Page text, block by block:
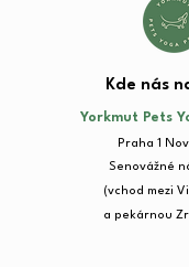
Kde nás
Yorkmut Pets
Praha 1
Senovážné
(vchod mezi
a pekárnou